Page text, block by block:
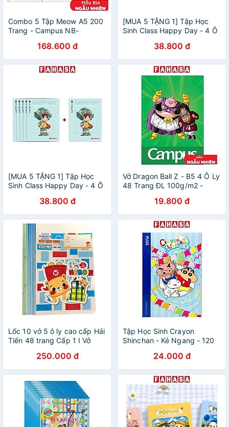
Combo 5 Tập Meow A5 200
Trang - Campus NB-
Ngẫu Nhiên)168.600 đ
[MUA 5 TẶNG 1] Tập Học
Sinh Class Happy Day - 4 Ô
- Hồng Hà 0350 - Mẫu 1
38.800 đ
[MUA 5 TẶNG 1] Tập Học
Sinh Class Happy Day - 4 Ô
- Hồng Hà 0350 - Mẫu 3
38.800 đ
Vở Dragon Ball Z - B5 4 Ô Ly
48 Trang ĐL 100g/m2 -
Màu Giao Ngẫu Nhiên)
19.800 đ
Lốc 10 vở 5 ô ly cao cấp Hải
Tiến 48 trang Cấp 1 I Vở
Sắc màu 1824250.000 đ
Tập Học Sinh Crayon
Shinchan - Kẻ Ngang - 120
V073 - Màu Xanh Dương
24.000 đ